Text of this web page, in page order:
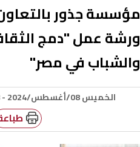
مؤسسة جذور
ورشة عمل "دمج
والشباب في مصر"
الخميس 08/أغسطس/2024 - 06:18 م